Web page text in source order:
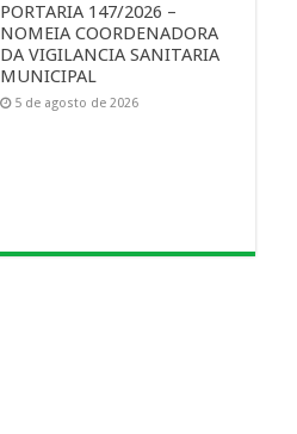
PORTARIA 147/2026 –
NOMEIA COORDENADORA
DA VIGILANCIA SANITARIA
MUNICIPAL
5 de agosto de 2026